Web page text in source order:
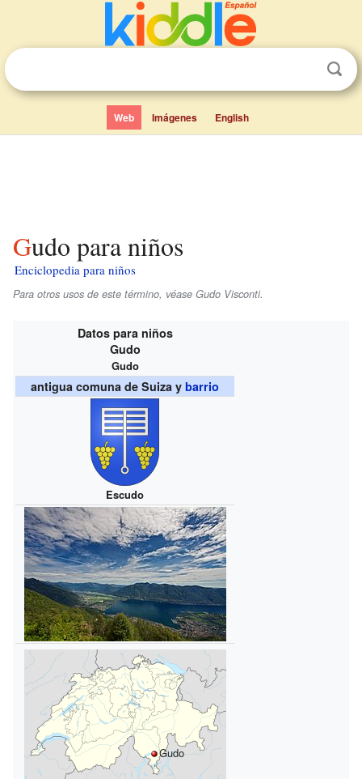
Web Imágenes English
Gudo para niños
Enciclopedia para niños
Para otros usos de este término, véase Gudo Visconti.
Datos para niños
Gudo
Gudo
antigua comuna de Suiza ybarrio
Escudo
Gudo